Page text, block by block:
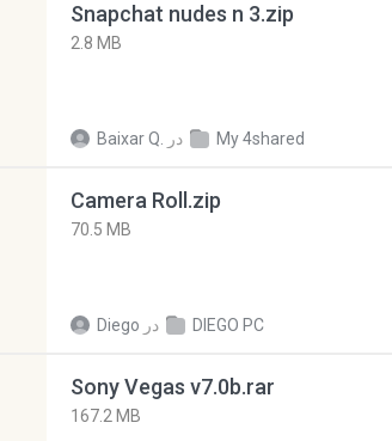
Snapchat nudes n 3.zip
2.8 MB
Baixar Q. در My 4shared
Camera Roll.zip
70.5 MB
Diego در DIEGO PC
Sony Vegas v7.0b.rar
167.2 MB